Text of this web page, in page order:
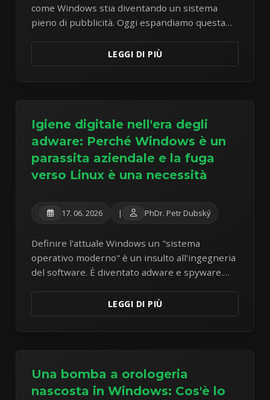
come Windows stia diventando un sistema
pieno di pubblicità. Oggi espandiamo questa
SCOOBE a schermo intero e rincari di
Microsoft 365.
LEGGI DI PIÙ
Igiene digitale nell'era degli
adware: Perché Windows è un
parassita aziendale e la fuga
verso Linux è una necessità
17. 06. 2026 | PhDr. Petr Dubský
Definire l'attuale Windows un "sistema
operativo moderno" è un insulto all'ingegneria
del software. È diventato adware e spyware.
LEGGI DI PIÙ
Una bomba a orologeria
nascosta in Windows: Cos'è lo